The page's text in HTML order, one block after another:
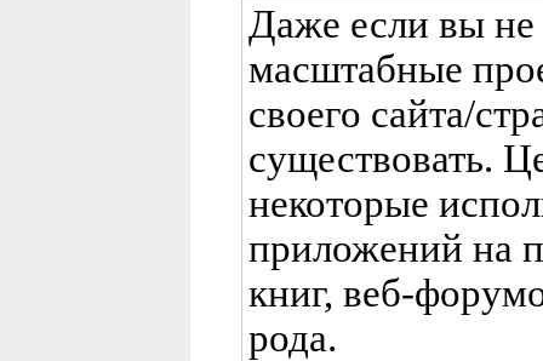
Даже если вы не
масштабные
своего сайта/
существовать.
некоторые
приложений на
книг, веб-
рода.